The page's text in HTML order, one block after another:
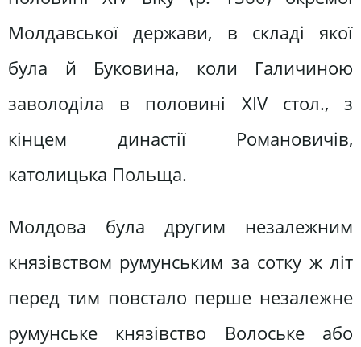
Молдавської держави, в складі якої
була й Буковина, коли Галичиною
заволоділа в половині XIV стол., з
кінцем династії Романовичів,
католицька Польща.
Молдова була другим незалежним
князівством румунським за сотку ж літ
перед тим повстало перше незалежне
румунське князівство Волоське або